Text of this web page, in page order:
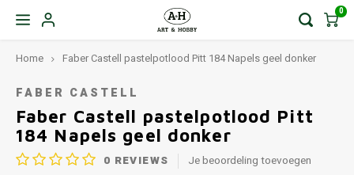
0
Home Faber Castell pastelpotlood Pitt 184 Napels geel donker
FABER CASTELL
Faber Castell pastelpotlood Pitt
184 Napels geel donker
0 REVIEWS Je beoordeling toevoegen